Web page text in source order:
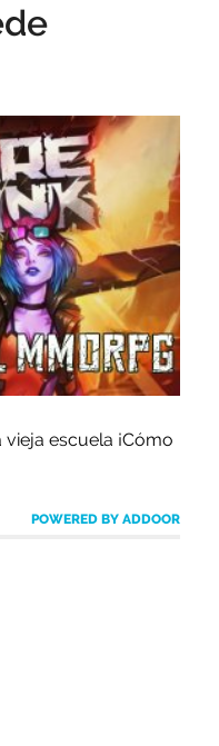
escuela ¡Cómo
POWERED BY ADDOOR